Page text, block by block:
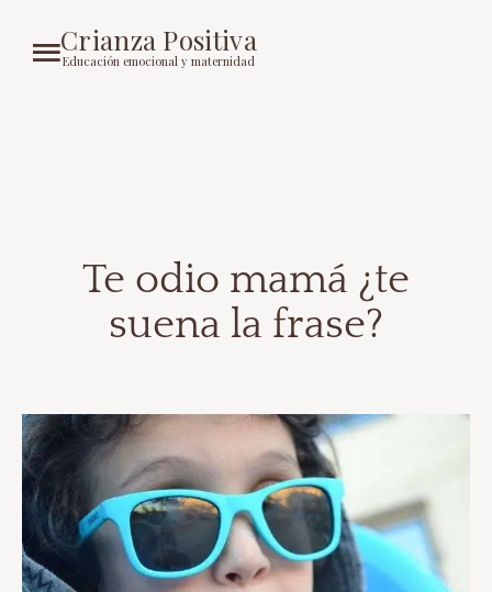
Crianza Positiva
Educación emocional y maternidad
Te odio mamá ¿te
suena la frase?